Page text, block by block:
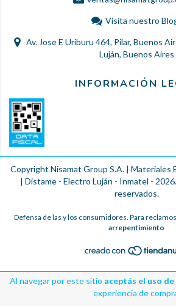
Al navegar por este sitio aceptás el uso
experiencia de
Visita nuestro
Av. Jose E Uriburu 464, Pilar, Buenos
Luján, Buenos Aires
INFORMACIÓN
Copyright Nisamat Group S.A. | Materiales
| Distame - Electro Luján - Inmatel -
reservados.
Defensa de las y los consumidores. Para reclamos
arrepentimiento